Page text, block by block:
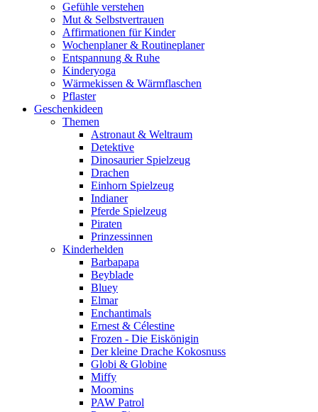
Gefühle verstehen
Mut & Selbstvertrauen
Affirmationen für Kinder
Wochenplaner & Routineplaner
Entspannung & Ruhe
Kinderyoga
Wärmekissen & Wärmflaschen
Pflaster
Geschenkideen
Themen
Astronaut & Weltraum
Detektive
Dinosaurier Spielzeug
Drachen
Einhorn Spielzeug
Indianer
Pferde Spielzeug
Piraten
Prinzessinnen
Kinderhelden
Barbapapa
Beyblade
Bluey
Elmar
Enchantimals
Ernest & Célestine
Frozen - Die Eiskönigin
Der kleine Drache Kokosnuss
Globi & Globine
Miffy
Moomins
PAW Patrol